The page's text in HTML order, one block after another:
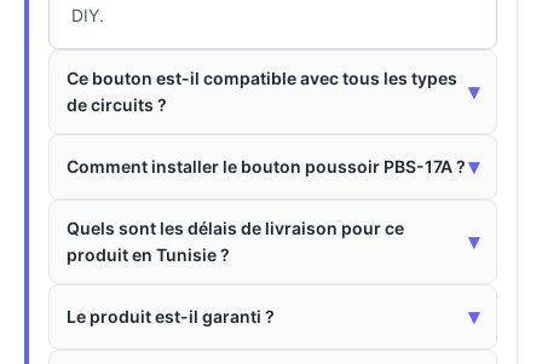
DIY.
Ce bouton est-il compatible avec tous les types
de circuits ?
▾
Comment installer le bouton poussoir PBS-17A ?▾
Quels sont les délais de livraison pour ce
produit en Tunisie ?
▾
Le produit est-il garanti ? ▾